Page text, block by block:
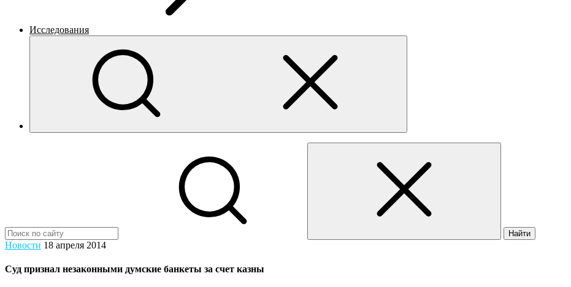
Исследования
Найти
Новости 18 апреля 2014
Суд признал незаконными думские банкеты за счет казны